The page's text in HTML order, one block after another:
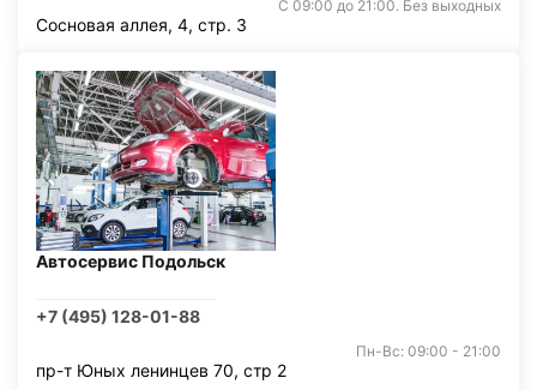
С 09:00 до 21:00. Без выходных
Сосновая аллея, 4, стр. 3
Автосервис Подольск
+7 (495) 128-01-88
Пн-Вс: 09:00 - 21:00
пр-т Юных ленинцев 70, стр 2